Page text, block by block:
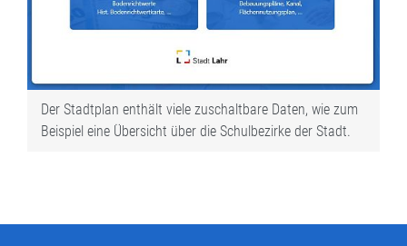
Der Stadtplan enthält viele zuschaltbare Daten, wie zum
Beispiel eine Übersicht über die Schulbezirke der Stadt.